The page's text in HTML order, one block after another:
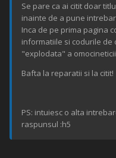
Se pare ca ai citit doar
inainte de a pune
Inca de pe prima pagina
informatiile si codurile de
"explodata" a
Bafta la reparatii si la citit!
PS: intuiesc o alta
raspunsul :h5